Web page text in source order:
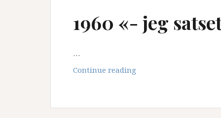
1960 «- jeg
…
Continue reading